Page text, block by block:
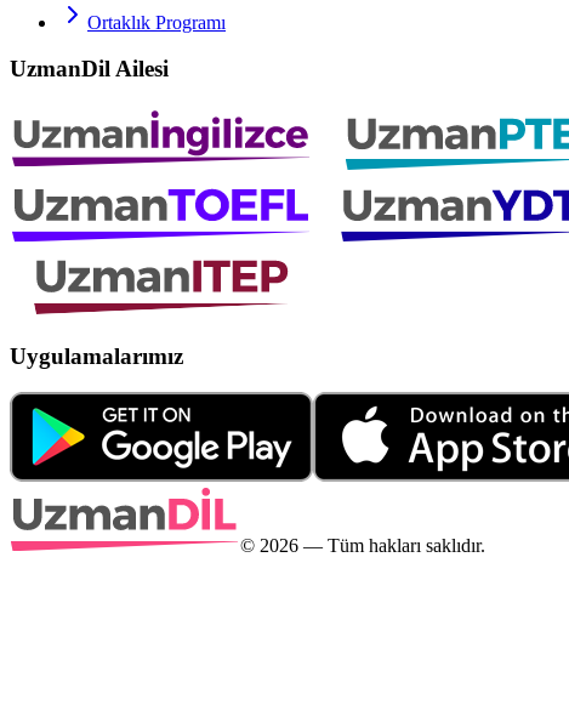
Ortaklık Programı
UzmanDil Ailesi
Uygulamalarımız
© 2026 — Tüm hakları saklıdır.